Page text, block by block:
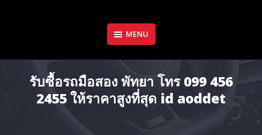
MENU
รับซื้อรถมือสอง พัทยา โทร 099 456
2455 ให้ราคาสูงที่สุด id aoddet